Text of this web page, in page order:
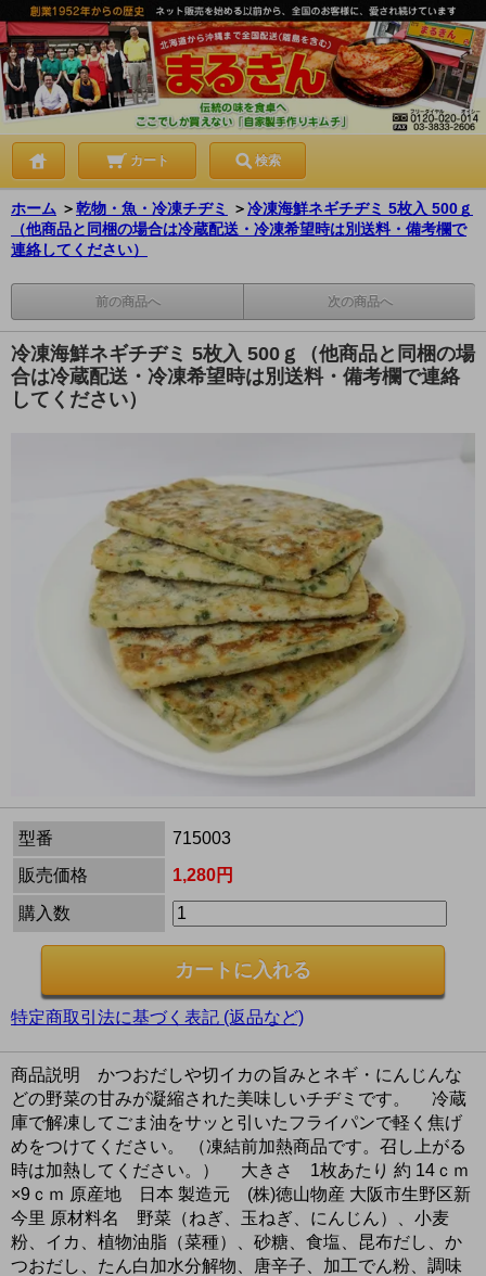
カート 検索
ホーム ＞乾物・魚・冷凍チヂミ ＞冷凍海鮮ネギチヂミ 5枚入 500ｇ
（他商品と同梱の場合は冷蔵配送・冷凍希望時は別送料・備考欄で
連絡してください）
前の商品へ 次の商品へ
冷凍海鮮ネギチヂミ 5枚入 500ｇ（他商品と同梱の場
合は冷蔵配送・冷凍希望時は別送料・備考欄で連絡
してください）
型番
715003
販売価格
1,280円
購入数
特定商取引法に基づく表記 (返品など)
商品説明 かつおだしや切イカの旨みとネギ・にんじんな
どの野菜の甘みが凝縮された美味しいチヂミです。 冷蔵
庫で解凍してごま油をサッと引いたフライパンで軽く焦げ
めをつけてください。 （凍結前加熱商品です。召し上がる
時は加熱してください。） 大きさ 1枚あたり 約 14ｃｍ
×9ｃｍ 原産地 日本 製造元 (株)徳山物産 大阪市生野区新
今里 原材料名 野菜（ねぎ、玉ねぎ、にんじん）、小麦
粉、イカ、植物油脂（菜種）、砂糖、食塩、昆布だし、か
つおだし、たん白加水分解物、唐辛子、加工でん粉、調味